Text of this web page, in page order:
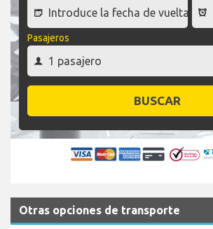
Pasajeros
BUSCAR
Otras opciones de transporte